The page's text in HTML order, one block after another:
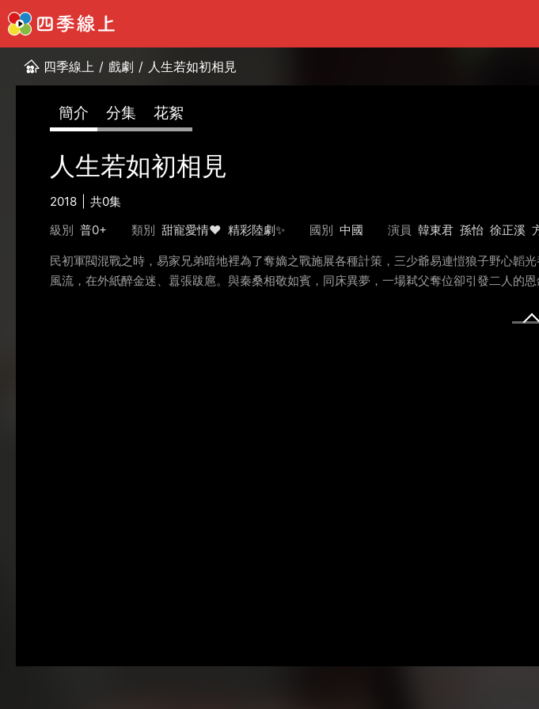
四季線上 / 戲劇 / 人生若如初相見
簡介 分集 花絮
人生若如初相見
2018
共0集
級別 普0+ 類別 甜寵愛情❤️ 精彩陸劇✨ 國別 中國 演員 韓東君 孫怡 徐正溪
民初軍閥混戰之時，易家兄弟暗地裡為了奪嫡之戰施展各種計策，三少爺易連愷狼子野心韜
風流，在外紙醉金迷、囂張跋扈。與秦桑相敬如賓，同床異夢，一場弒父奪位卻引發二人的恩